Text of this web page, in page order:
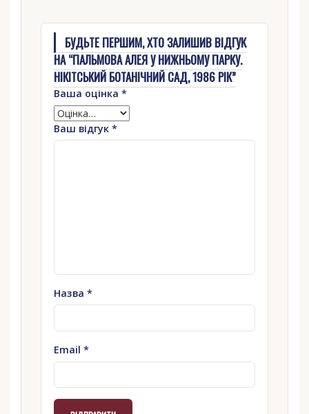
БУДЬТЕ ПЕРШИМ, ХТО ЗАЛИШИВ ВІДГУК
НА “ПАЛЬМОВА АЛЕЯ У НИЖНЬОМУ ПАРКУ.
НІКІТСЬКИЙ БОТАНІЧНИЙ САД, 1986 РІК”
Ваша оцінка *
Ваш відгук *
Назва *
Email *